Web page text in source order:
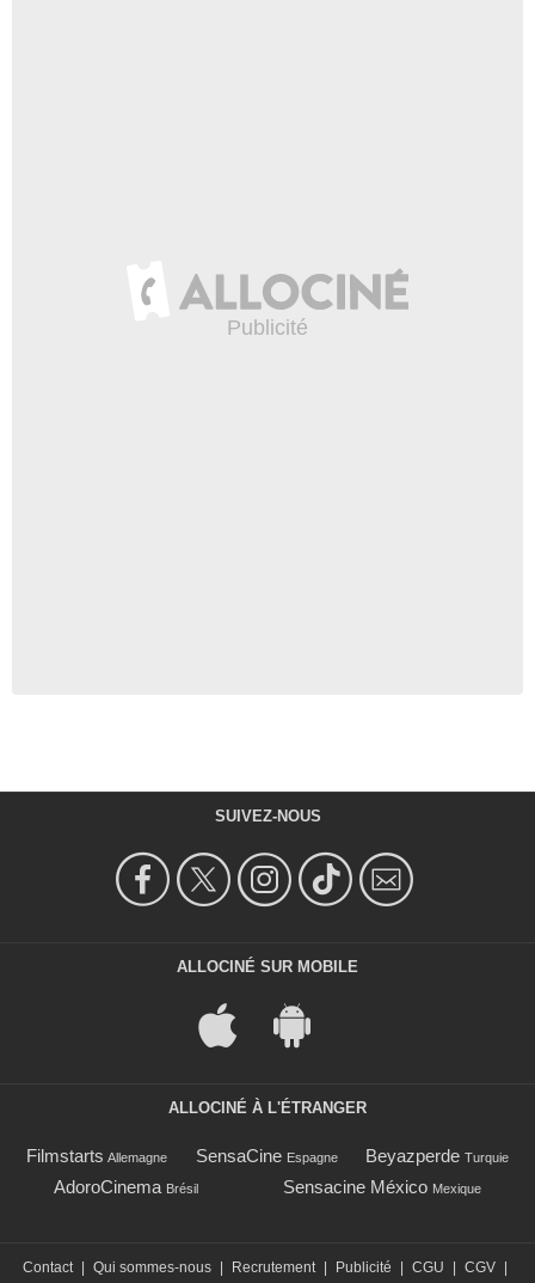
SUIVEZ-NOUS
ALLOCINÉ SUR MOBILE
ALLOCINÉ À L'ÉTRANGER
Filmstarts Allemagne SensaCine Espagne Beyazperde Turquie
AdoroCinema Brésil Sensacine México Mexique
Contact Qui sommes-nous Recrutement Publicité CGU CGV